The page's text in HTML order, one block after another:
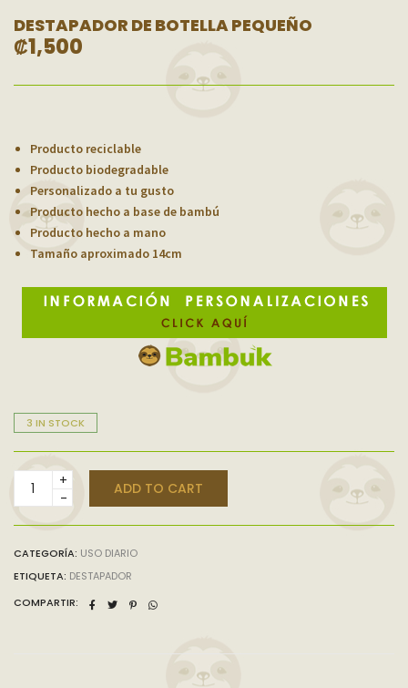
DESTAPADOR DE BOTELLA PEQUEÑO
₡1,500
Producto reciclable
Producto biodegradable
Personalizado a tu gusto
Producto hecho a base de bambú
Producto hecho a mano
Tamaño aproximado 14cm
3 IN STOCK
DESTAPADOR
cantidad
ADD TO CART
CATEGORÍA: USO DIARIO
ETIQUETA: DESTAPADOR
COMPARTIR: